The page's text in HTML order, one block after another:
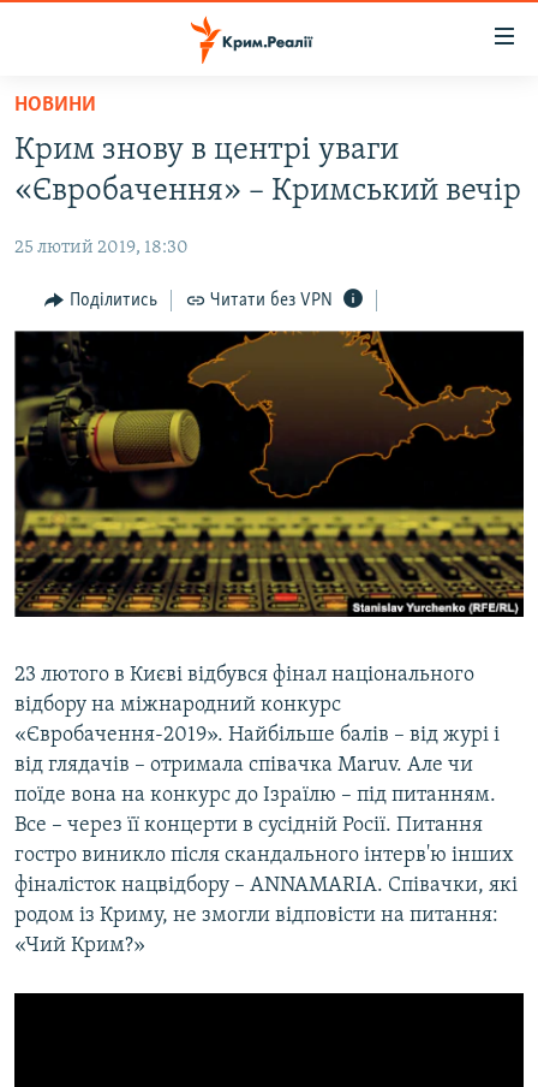
Перейти
основного
матеріалу
Перейти
до
навігації
Перейти
пошуку
ВОДА.КРИМ
ВІДЕО ТА ФОТО
ПОЛІТИКА
БЛОГИ
ПОГЛЯД
ІНТЕРВ'Ю
ВСЕ ЗА ДЕНЬ
СПЕЦПРОЕКТИ
ДЕПОРТАЦІЯ
ВІДЕОУРОКИ «ELIFBE»
СВІДЧЕННЯ ОКУПАЦІЇ
ІНФОГРАФІКА
ЯК ОБІЙТИ БЛОКУВАННЯ
Русский
Qırımtatar
ДОЛУЧАЙСЯ!
Усі сайти RFE/RL
НОВИНИ
Крим знову в центрі уваги
«Євробачення» – Кримський вечір
25 лютий 2019, 18:30
Поділитись Читати без VPN
23 лютого в Києві відбувся фінал національного
відбору на міжнародний конкурс
«Євробачення-2019». Найбільше балів – від журі і
від глядачів – отримала співачка Maruv. Але чи
поїде вона на конкурс до Ізраїлю – під питанням.
Все – через її концерти в сусідній Росії. Питання
гостро виникло після скандального інтерв'ю інших
фіналісток нацвідбору – ANNAMARIA. Співачки, які
родом із Криму, не змогли відповісти на питання:
«Чий Крим?»